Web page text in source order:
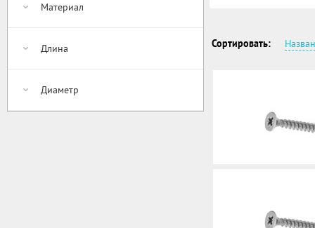
Материал
Длина
Диаметр
Сортировать: